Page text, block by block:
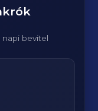
napi bevitel